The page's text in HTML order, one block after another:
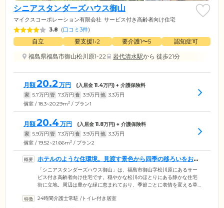
シニアスタンダーズハウス御山
マイクスコーポレーション有限会社 サービス付き高齢者向け住宅
3.8 (口コミ3件)
自立 要支援1•2 要介護1〜5
認知症可
福島県福島市御山松川原1-22
岩代清水駅から 徒歩21分
月額20.2 万円 (入居金11.4万円) + 介護保険料
家 5.7万円 管 7.3万円 食 3.9万円 他 3.3万円
個室 / 18.3~20.29m2 / プラン1
月額20.4 万円 (入居金11.8万円) + 介護保険料
家 5.9万円 管 7.3万円 食 3.9万円 他 3.3万円
個室 / 19.52~21.66m2 / プラン2
ホテルのような住環境。見渡す景色から四季の移ろいをお楽
しみいただけます
「シニアスタンダーズハウス御山」は、福島市御山字松川原にあるサー
ビス付き高齢者向け住宅です。穏やかな松川のほとりにある静かな住宅
街に立地。周辺は豊かな緑に恵まれており、季節ごとに表情を変える草
にこだわり、ホテルのような高級感と居心地の良さを実現。開放的なエ
24時間介護士常駐 /トイレ付き居室